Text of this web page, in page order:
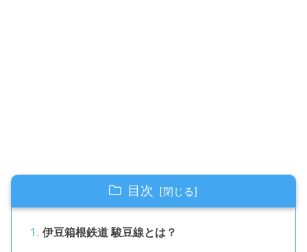
目次
伊豆箱根鉄道 駿豆線とは？